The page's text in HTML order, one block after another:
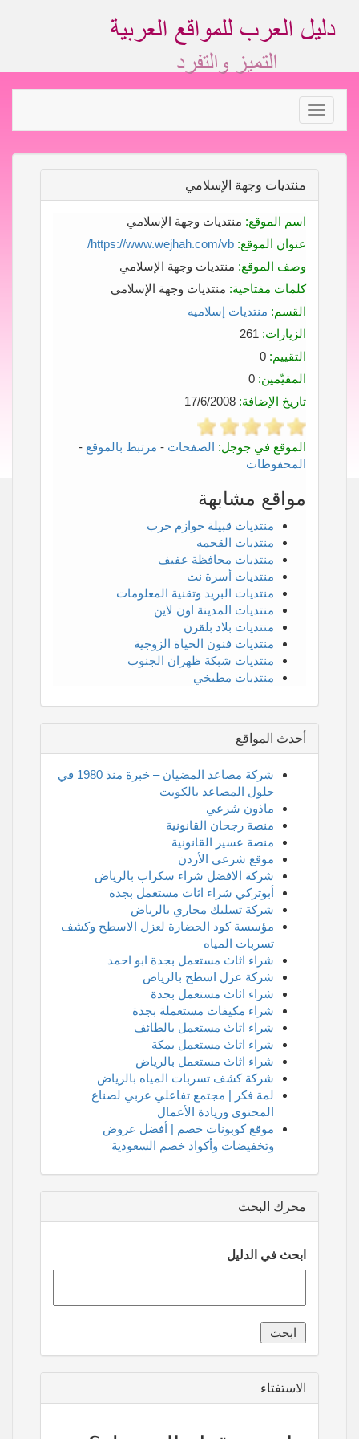
Toggle
navigation
منتديات وجهة الإسلامي
اسم الموقع: منتديات وجهة الإسلامي
عنوان الموقع: https://www.wejhah.com/vb/
وصف الموقع: منتديات وجهة الإسلامي
كلمات مفتاحية: منتديات وجهة الإسلامي
القسم: منتديات إسلاميه
الزيارات:
التقييم:
المقيّمين:
تاريخ الإضافة:
الموقع في جوجل: الصفحات - مرتبط بالموقع -
المحفوظات
مواقع مشابهة
منتديات قبيلة حوازم حرب
منتديات القحمه
منتديات محافظة عفيف
منتديات أسرة نت
منتديات البريد وتقنية المعلومات
منتديات المدينة اون لاين
منتديات بلاد بلقرن
منتديات فنون الحياة الزوجية
منتديات شبكة ظهران الجنوب
منتديات مطبخي
أحدث المواقع
شركة مصاعد المضيان – خبرة منذ 1980 في
حلول المصاعد بالكويت
ماذون شرعي
منصة رجحان القانونية
منصة عسير القانونية
موقع شرعي الأردن
شركة الافضل شراء سكراب بالرياض
أبوتركي شراء اثاث مستعمل بجدة
شركة تسليك مجاري بالرياض
مؤسسة كود الحضارة لعزل الاسطح وكشف
تسربات المياه
شراء اثاث مستعمل بجدة ابو احمد
شركة عزل اسطح بالرياض
شراء اثاث مستعمل بجدة
شراء مكيفات مستعملة بجدة
شراء اثاث مستعمل بالطائف
شراء اثاث مستعمل بمكة
شراء اثاث مستعمل بالرياض
شركة كشف تسربات المياه بالرياض
لمة فكر | مجتمع تفاعلي عربي لصناع
المحتوى وريادة الأعمال
موقع كوبونات خصم | أفضل عروض
وتخفيضات وأكواد خصم السعودية
محرك البحث
ابحث في الدليل
الاستفتاء